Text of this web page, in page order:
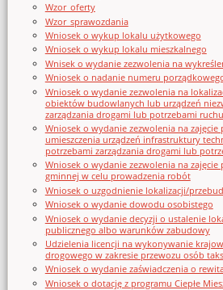
Wzor_oferty
Wzor_sprawozdania
Wniosek o wykup lokalu użytkowego
Wniosek o wykup lokalu mieszkalnego
Wnisek o wydanie zezwolenia na
Wniosek o nadanie numeru
Wniosek o wydanie zezwolenia na
obiektów budowlanych lub urządzeń
zarządzania drogami lub potrzebami
Wniosek o wydanie zezwolenia na zajęcie
umieszczenia urządzeń infrastruktury
potrzebami zarządzania drogami lub
Wniosek o wydanie zezwolenia na zajęcie
gminnej w celu prowadzenia robót
Wniosek o uzgodnienie lokalizacji/
Wniosek o wydanie dowodu osobistego
Wniosek o wydanie decyzji o ustalenie
publicznego albo warunków zabudowy
Udzielenia licencji na wykonywanie
drogowego w zakresie przewozu osób
Wniosek o wydanie zaświadczenia o
Wniosek o dotację z programu Ciepłe